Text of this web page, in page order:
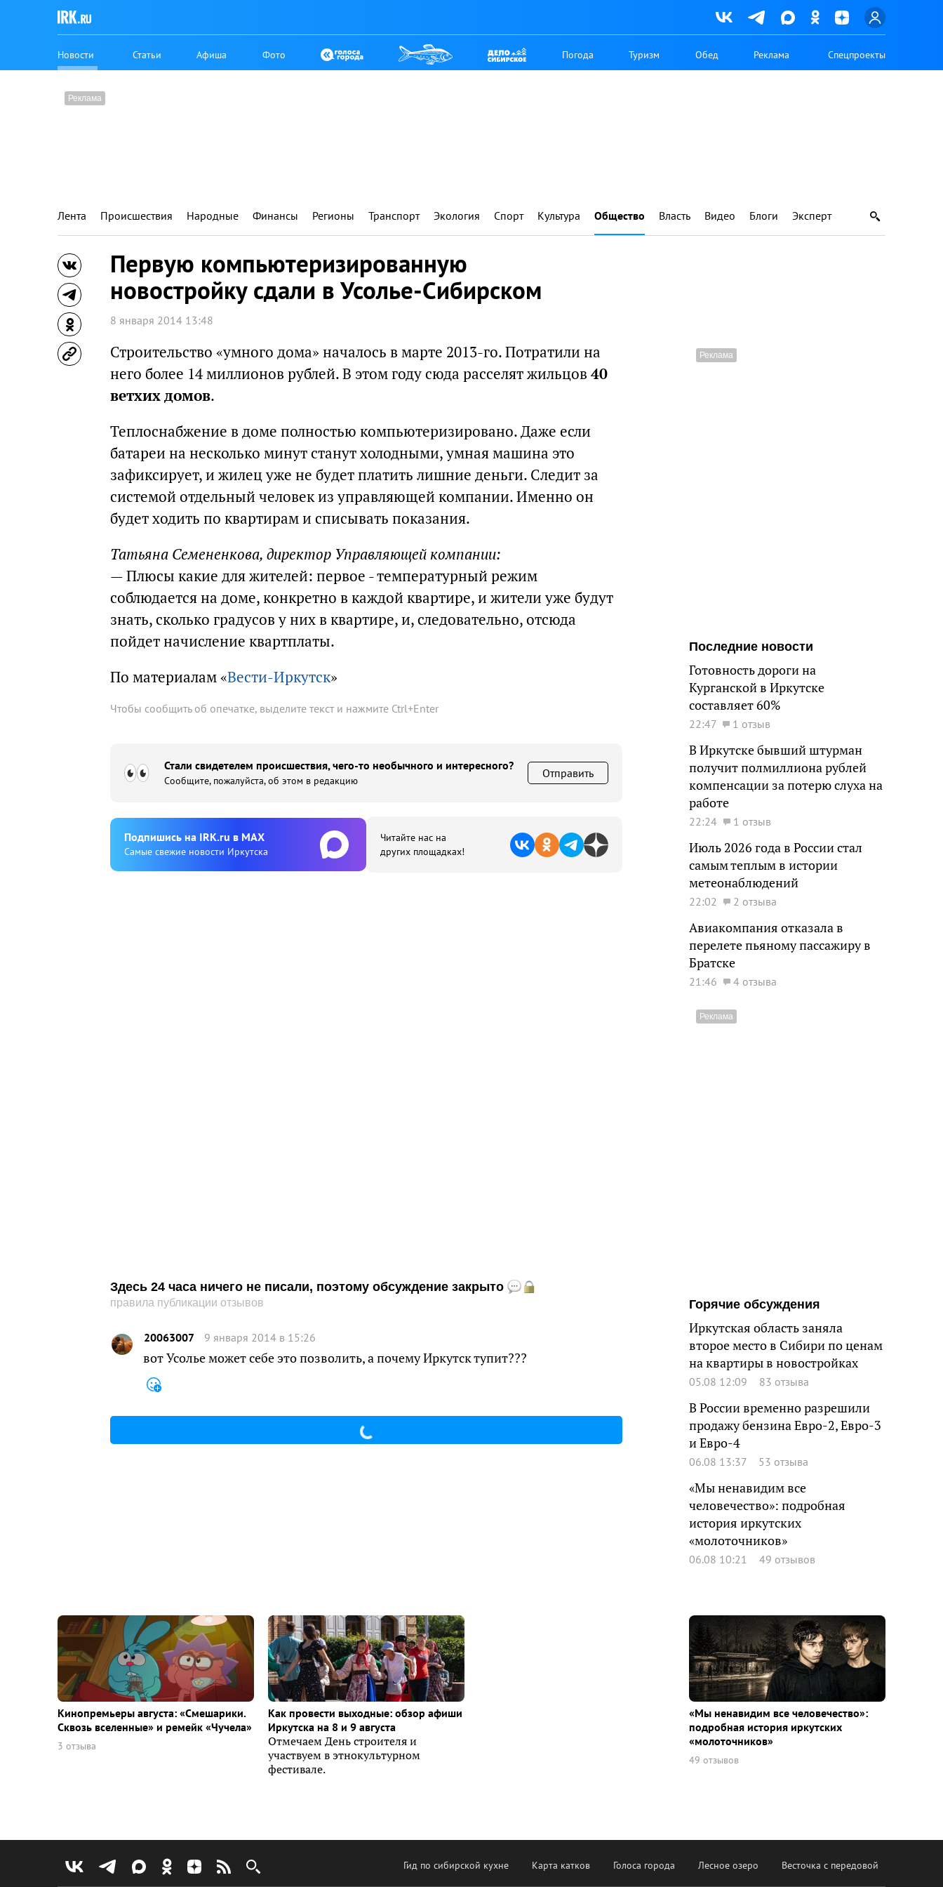
Новости Статьи Афиша Фото Погода Туризм Обед Реклама Спецпроекты
Лента Происшествия Народные Финансы Регионы Транспорт Экология Спорт Культура Общество Власть Видео Блоги Эксперт
Первую компьютеризированную
новостройку сдали в Усолье-Сибирском
8 января 2014 13:48
Строительство «умного дома» началось в марте 2013-го. Потратили на
него более 14 миллионов рублей. В этом году сюда расселят жильцов 40
ветхих домов.
Теплоснабжение в доме полностью компьютеризировано. Даже если
батареи на несколько минут станут холодными, умная машина это
зафиксирует, и жилец уже не будет платить лишние деньги. Следит за
системой отдельный человек из управляющей компании. Именно он
будет ходить по квартирам и списывать показания.
Татьяна Семененкова, директор Управляющей компании:
— Плюсы какие для жителей: первое - температурный режим
соблюдается на доме, конкретно в каждой квартире, и жители уже будут
знать, сколько градусов у них в квартире, и, следовательно, отсюда
пойдет начисление квартплаты.
По материалам «Вести-Иркутск»
Чтобы сообщить об опечатке, выделите текст и нажмите Ctrl+Enter
Стали свидетелем происшествия, чего-то необычного и интересного?
Сообщите, пожалуйста, об этом в редакцию
Отправить
Подпишиcь на IRK.ru в MAX
Cамые свежие новости Иркутска
Читайте нас на
других площадках!
Здесь 24 часа ничего не писали, поэтому обсуждение закрыто
правила публикации отзывов
20063007 9 января 2014 в 15:26
вот Усолье может себе это позволить, а почему Иркутск тупит???
Последние новости
Готовность дороги на
Курганской в Иркутске
составляет 60%
22:47 1 отзыв
В Иркутске бывший штурман
получит полмиллиона рублей
компенсации за потерю слуха на
работе
22:24 1 отзыв
Июль 2026 года в России стал
самым теплым в истории
метеонаблюдений
22:02 2 отзыва
Авиакомпания отказала в
перелете пьяному пассажиру в
Братске
21:46 4 отзыва
Горячие обсуждения
Иркутская область заняла
второе место в Сибири по ценам
на квартиры в новостройках
05.08 12:09 83 отзыва
В России временно разрешили
продажу бензина Евро-2, Евро-3
и Евро-4
06.08 13:37 53 отзыва
«Мы ненавидим все
человечество»: подробная
история иркутских
«молоточников»
06.08 10:21 49 отзывов
Кинопремьеры августа: «Смешарики.
Сквозь вселенные» и ремейк «Чучела»
3 отзыва
Как провести выходные: обзор афиши
Иркутска на 8 и 9 августа
Отмечаем День строителя и
участвуем в этнокультурном
фестивале.
«Мы ненавидим все человечество»:
подробная история иркутских
«молоточников»
49 отзывов
Гид по сибирской кухне Карта катков Голоса города Лесное озеро Весточка с передовой